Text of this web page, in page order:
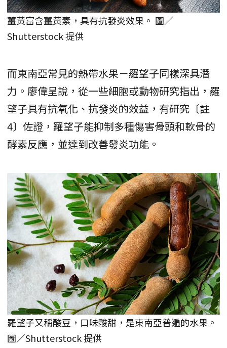
薑黃富含薑黃素，具有抗發炎效果。 圖／
Shutterstock 提供
而東南亞常見的熱帶水果－羅望子同樣深具潛
力。廖偉呈說，從一些細胞或動物研究指出，羅
望子具有抗氧化、抗發炎的效益，有研究〔註
4〕佐證，羅望子能抑制多種傷害骨頭和軟骨的
酵素反應，並達到改善發炎功能。
羅望子又稱酸豆，口味酸甜，是東南亞普遍的水果。
圖／Shutterstock 提供